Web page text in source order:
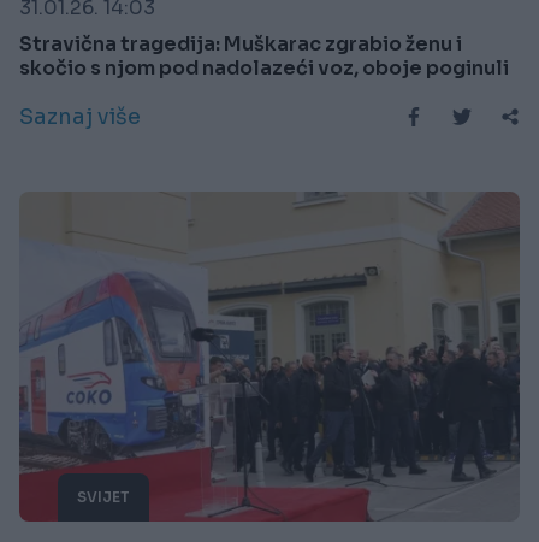
31.01.26. 14:03
Stravična tragedija: Muškarac zgrabio ženu i
skočio s njom pod nadolazeći voz, oboje poginuli
Saznaj više
SVIJET